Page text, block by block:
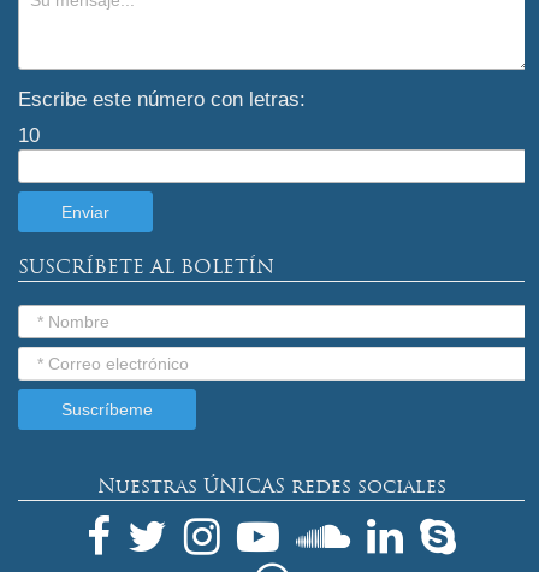
Escribe este número con letras:
10
SUSCRÍBETE AL BOLETÍN
Nuestras ÚNICAS redes sociales